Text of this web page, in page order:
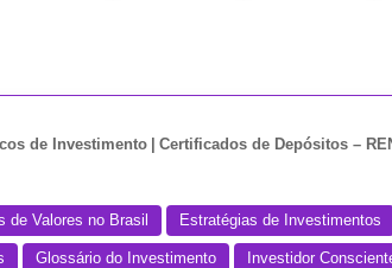
de Investimento
Certificados de Depósitos –
de Valores no Brasil Estratégias de Investimentos
Glossário do Investimento Investidor